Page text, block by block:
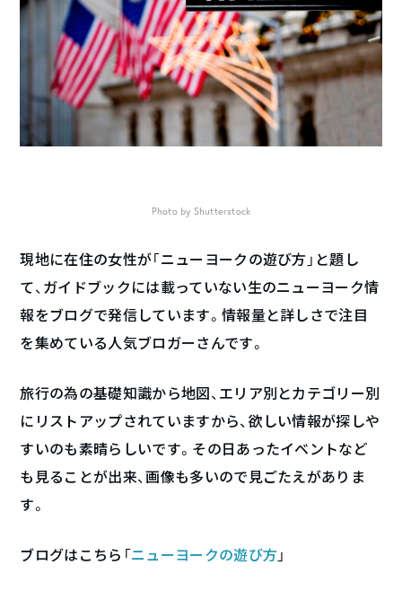
Photo by Shutterstock
現地に在住の女性が「ニューヨークの遊び方」と題し
て、ガイドブックには載っていない生のニューヨーク情
報をブログで発信しています。情報量と詳しさで注目
を集めている人気ブロガーさんです。
旅行の為の基礎知識から地図、エリア別とカテゴリー別
にリストアップされていますから、欲しい情報が探しや
すいのも素晴らしいです。その日あったイベントなど
も見ることが出来、画像も多いので見ごたえがありま
す。
ブログはこちら「ニューヨークの遊び方」